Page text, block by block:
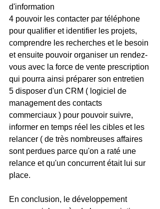
d'information
4 pouvoir les contacter par téléphone
pour qualifier et identifier les projets,
comprendre les recherches et le besoin
et ensuite pouvoir organiser un rendez-
vous avec la force de vente prescription
qui pourra ainsi préparer son entretien
5 disposer d'un CRM ( logiciel de
management des contacts
commerciaux ) pour pouvoir suivre,
informer en temps réel les cibles et les
relancer ( de très nombreuses affaires
sont perdues parce qu'on a raté une
relance et qu'un concurrent était lui sur
place.
En conclusion, le développement